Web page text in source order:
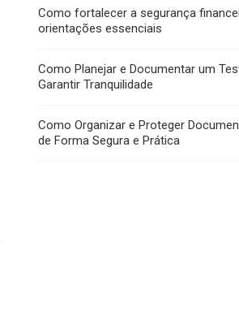
Como fortalecer a segurança
orientações essenciais
Como Planejar e Documentar um
Garantir Tranquilidade
Como Organizar e Proteger
de Forma Segura e Prática